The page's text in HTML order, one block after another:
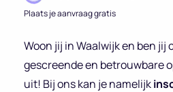
Plaats je aanvraag gratis
Woon jij in Waalwijk en ben jij
gescreende en betrouwbare
uit! Bij ons kan je namelijk